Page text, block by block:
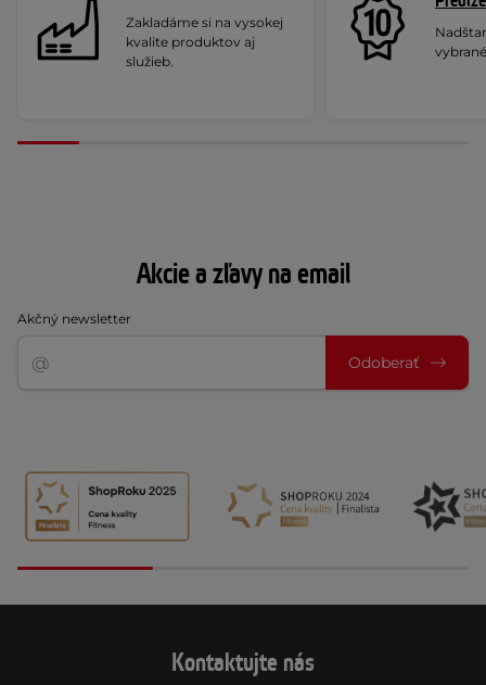
Zakladáme si na vysokej
kvalite produktov aj
služieb.
Akcie a zľavy na email
Akčný newsletter
Odoberať
Kontaktujte nás